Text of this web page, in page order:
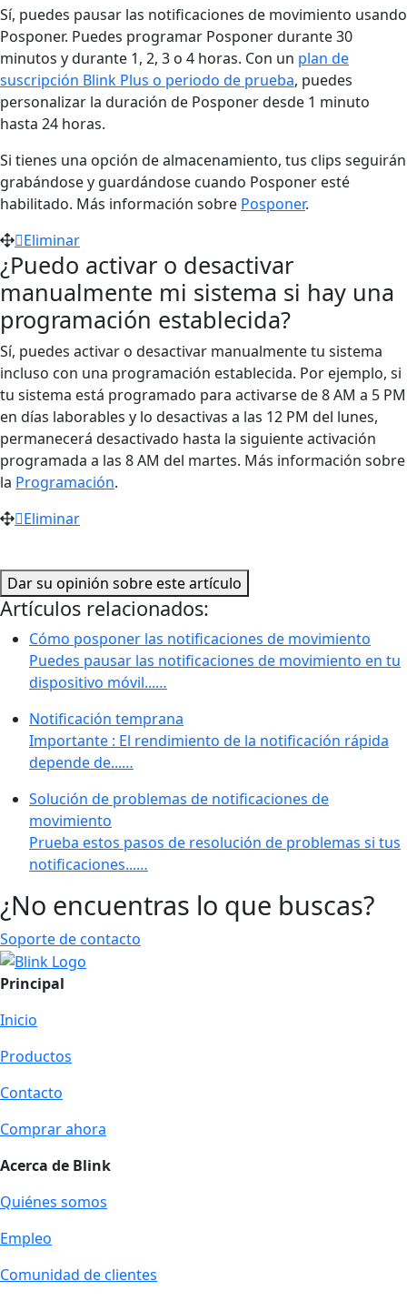
Sí, puedes pausar las notificaciones de movimiento usando
Posponer. Puedes programar Posponer durante 30
minutos y durante 1, 2, 3 o 4 horas. Con un plan de
suscripción Blink Plus o periodo de prueba, puedes
personalizar la duración de Posponer desde 1 minuto
hasta 24 horas.
Si tienes una opción de almacenamiento, tus clips seguirán
grabándose y guardándose cuando Posponer esté
habilitado. Más información sobre Posponer.
Eliminar
¿Puedo activar o desactivar
manualmente mi sistema si hay una
programación establecida?
Sí, puedes activar o desactivar manualmente tu sistema
incluso con una programación establecida. Por ejemplo, si
tu sistema está programado para activarse de 8 AM a 5 PM
en días laborables y lo desactivas a las 12 PM del lunes,
permanecerá desactivado hasta la siguiente activación
programada a las 8 AM del martes. Más información sobre
la Programación.
Eliminar
Dar su opinión sobre este artículo
Artículos relacionados:
Cómo posponer las notificaciones de movimiento
Puedes pausar las notificaciones de movimiento en tu
dispositivo móvil...…
Notificación temprana
Importante : El rendimiento de la notificación rápida
depende de...…
Solución de problemas de notificaciones de
movimiento
Prueba estos pasos de resolución de problemas si tus
notificaciones...…
¿No encuentras lo que buscas?
Soporte de contacto
Principal
Inicio
Productos
Contacto
Comprar ahora
Acerca de Blink
Quiénes somos
Empleo
Comunidad de clientes